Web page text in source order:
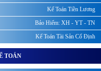
Kế Toán Tiền Lương
Bảo Hiểm: XH - YT - TN
Kế Toán Tài Sản Cố Định
TOÁN